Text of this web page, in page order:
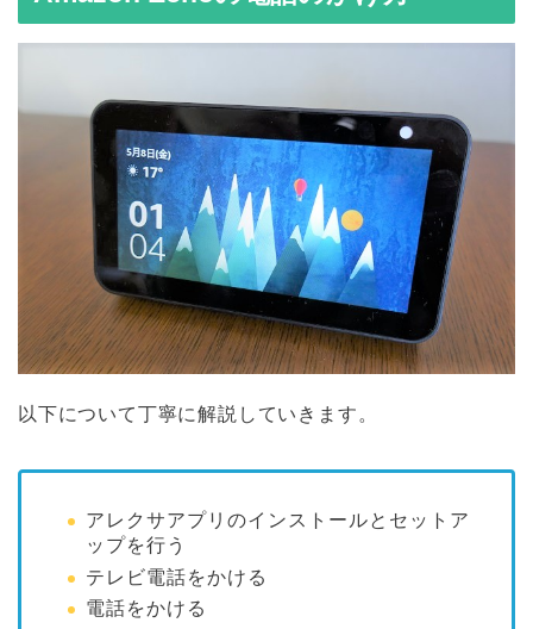
以下について丁寧に解説していきます。
アレクサアプリのインストールとセットア
ップを行う
テレビ電話をかける
電話をかける